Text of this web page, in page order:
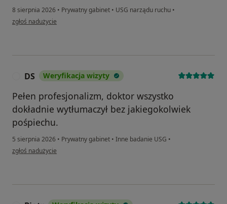
8 sierpnia 2026 • Prywatny gabinet • USG narządu ruchu •
w opinii użytkownika Barbara
zgłoś nadużycie
DS Weryfikacja wizyty
Pełen profesjonalizm, doktor wszystko
dokładnie wytłumaczył bez jakiegokolwiek
pośpiechu.
5 sierpnia 2026 • Prywatny gabinet • Inne badanie USG •
w opinii użytkownika DS
zgłoś nadużycie